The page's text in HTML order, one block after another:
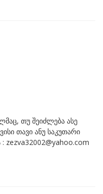
თუ შეიძლება ასე
თავი ანუ საკუთარი